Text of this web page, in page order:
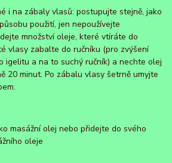
i na zábaly vlasů: postupujte stejně, jako
použití, jen nepoužívejte
množství oleje, které vtíráte do
vlasy zabalte do ručníku (pro zvýšení
igelitu a na to suchý ručník) a nechte olej
20 minut. Po zábalu vlasy šetrně umyjte
masážní olej nebo přidejte do svého
oleje